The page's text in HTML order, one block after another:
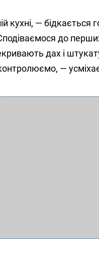
кухні, — бідкається
до
дах і
—